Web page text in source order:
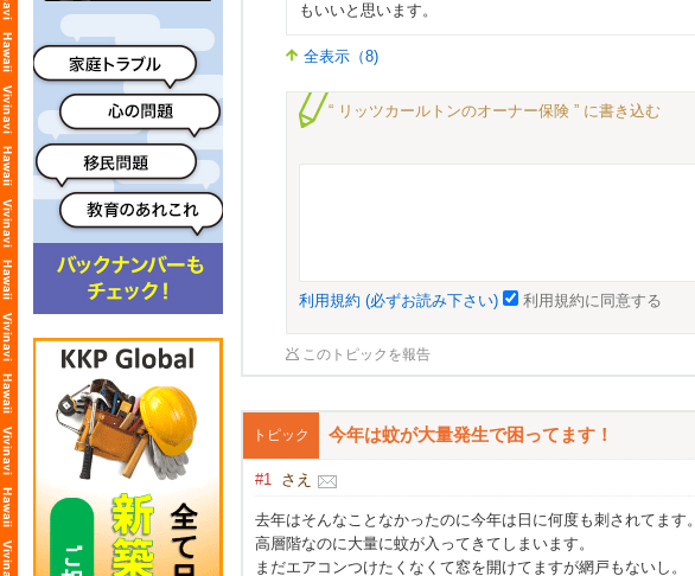
もいいと思います。
全表示（8)
“ リッツカールトンのオーナー保険 ” に書き込む
利用規約 (必ずお読み下さい) 利用規約に同意する
このトピックを報告
トピック 今年は蚊が大量発生で困ってます！
#1 さえ
去年はそんなことなかったのに今年は日に何度も刺されてます。
高層階なのに大量に蚊が入ってきてしまいます。
まだエアコンつけたくなくて窓を開けてますが網戸もないし。